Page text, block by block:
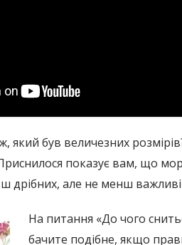
який був величезних
показує вам, що
дрібних, але не менш
На питання «До чого
бачите подібне, якщо